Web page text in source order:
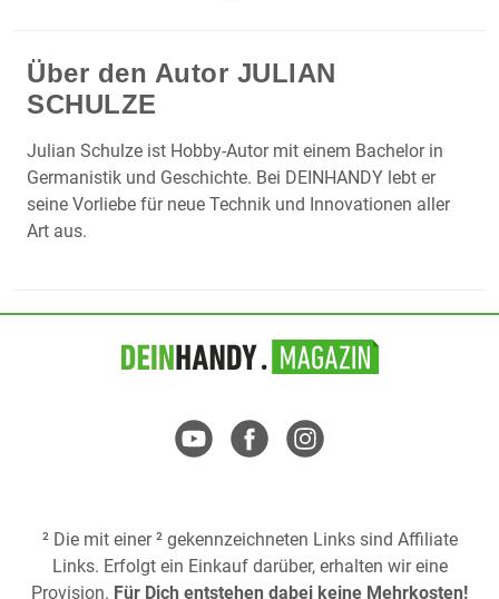
Über den Autor JULIAN
SCHULZE
Julian Schulze ist Hobby-Autor mit einem Bachelor in
Germanistik und Geschichte. Bei DEINHANDY lebt er
seine Vorliebe für neue Technik und Innovationen aller
Art aus.
² Die mit einer ² gekennzeichneten Links sind Affiliate
Links. Erfolgt ein Einkauf darüber, erhalten wir eine
Provision. Für Dich entstehen dabei keine Mehrkosten!